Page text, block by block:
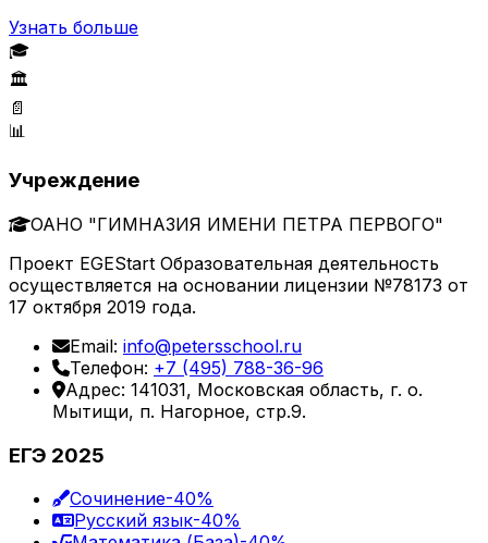
Узнать больше
🎓
🏛️
📄
📊
Учреждение
ОАНО "ГИМНАЗИЯ ИМЕНИ ПЕТРА ПЕРВОГО"
Проект EGEStart Образовательная деятельность
осуществляется на основании лицензии №78173 от
17 октября 2019 года.
Email: info@petersschool.ru
Телефон: +7 (495) 788-36-96
Адрес: 141031, Московская область, г. о.
Мытищи, п. Нагорное, стр.9.
ЕГЭ 2025
Сочинение-40%
Русский язык-40%